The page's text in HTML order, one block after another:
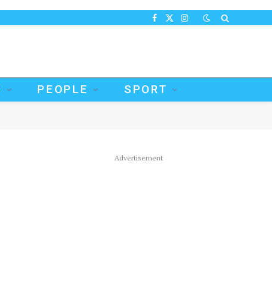
Facebook
X
Instagram
PEOPLE SPORT
Advertisement